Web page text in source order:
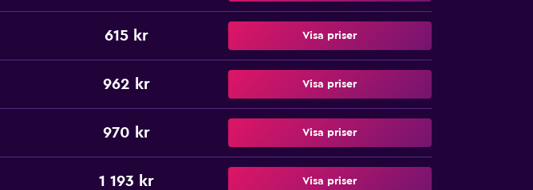
615 kr Visa priser
962 kr Visa priser
970 kr Visa priser
1 193 kr Visa priser